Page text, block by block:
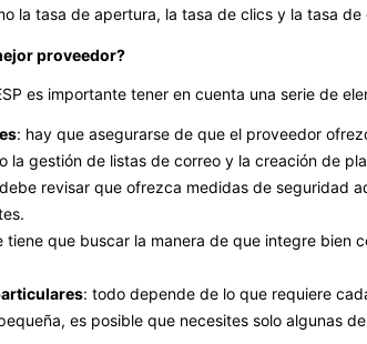
la tasa de apertura, la tasa de clics y la tasa de
proveedor?
es importante tener en cuenta una serie de
: hay que asegurarse de que el proveedor
la gestión de listas de correo y la creación de
revisar que ofrezca medidas de seguridad
tiene que buscar la manera de que integre bien
: todo depende de lo que requiere
es posible que necesites solo algunas